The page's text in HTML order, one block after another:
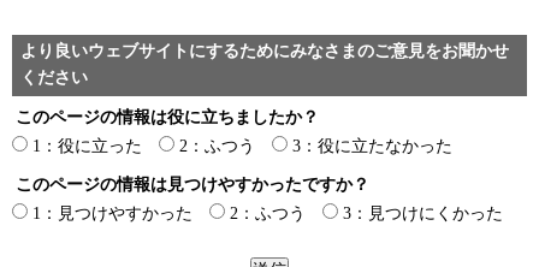
より良いウェブサイトにするためにみなさまのご意見をお聞かせ
ください
このページの情報は役に立ちましたか？
1：役に立った
2：ふつう 3：役に立たなかった
このページの情報は見つけやすかったですか？
1：見つけやすかった
2：ふつう 3：見つけにくかった